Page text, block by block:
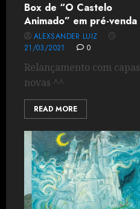
Box de “O Castelo
Animado” em pré-venda
ALEXSANDER LUIZ
21/03/2021
0
Relançamento com capas
novas ^^
READ MORE